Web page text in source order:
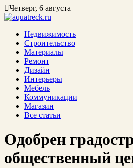
Четверг, 6 августа
Недвижимость
Строительство
Материалы
Ремонт
Дизайн
Интерьеры
Мебель
Коммуникации
Магазин
Все статьи
Одобрен
общественный